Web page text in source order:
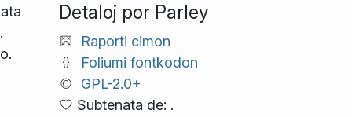
Detaloj por Parley
Raporti cimon
Foliumi fontkodon
GPL-2.0+
Subtenata de: .